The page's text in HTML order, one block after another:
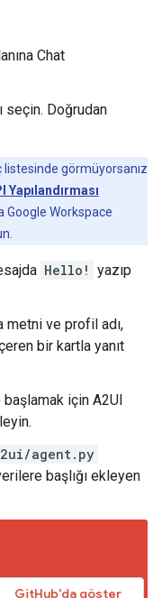
Chat
seçin. Doğrudan
listesinde görmüyorsanız
Yapılandırması
Google Workspace
Hello! yazıp
metni ve profil adı,
bir kartla yanıt
başlamak için A2UI
agent.py
başlığı ekleyen
GitHub'da göster